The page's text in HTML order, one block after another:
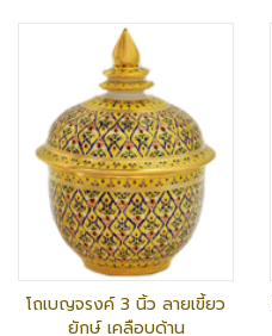
โถเบญจรงค์ 3 นิ้ว ลายเขี้ยว
ยักษ์ เคลือบด้าน